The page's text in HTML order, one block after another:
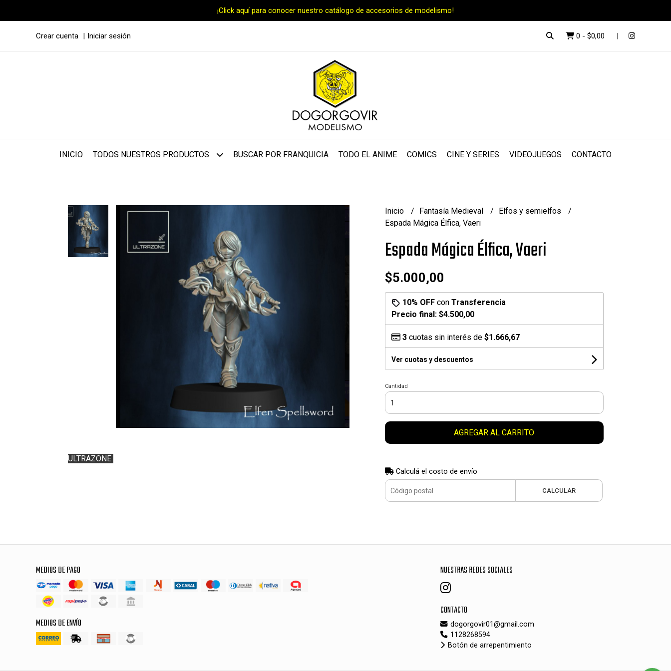
¡Click aquí para conocer nuestro catálogo de accesorios de modelismo!
Crear cuenta Iniciar sesión 0 - $0,00
INICIO TODOS NUESTROS PRODUCTOS BUSCAR POR FRANQUICIA TODO EL ANIME COMICS CINE Y SERIES VIDEOJUEGOS CONTACTO
ULTRAZONE
Inicio Fantasía Medieval
Elfos y semielfos
Espada Mágica Élfica, Vaeri
Espada Mágica Élfica, Vaeri
$5.000,00
10% OFFcon Transferencia
Precio final: $4.500,00
3cuotas sin interés de $1.666,67
Ver cuotas y descuentos
Cantidad
AGREGAR AL CARRITO
Calculá el costo de envío
CALCULAR
MEDIOS DE PAGO
MEDIOS DE ENVÍO
NUESTRAS REDES SOCIALES
CONTACTO
dogorgovir01@gmail.com
1128268594
Botón de arrepentimiento